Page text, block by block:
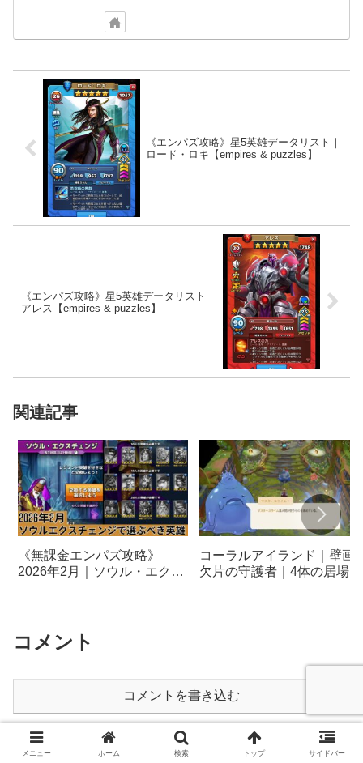
《エンパズ攻略》星5英雄データリスト｜
ロード・ロキ【empires & puzzles】
《エンパズ攻略》星5英雄データリスト｜
アレス【empires & puzzles】
関連記事
《無課金エンパズ攻略》
2026年2月｜ソウル・エクス
コーラルアイランド｜壁画
欠片の守護者｜4体の居場所
コメント
コメントを書き込む
ホーム スマホアプリ
エンパズ攻略｜empires &
メニュー ホーム 検索 トップ サイドバー